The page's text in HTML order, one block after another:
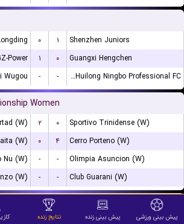
۰ ۱
Shenzhen Juniors
Power
۱ ۰
Guangxi Hengchen
Wugou
- - Shanghai Jiading Huilong Ningbo Professional FC
Women
(W) ۲ ۰
Sportivo Trinidense (W)
(W)
۰ ۴
Cerro Porteno (W)
Nu (W)
- -
Olimpia Asuncion (W)
(W)
- - Club Guarani (W)
Ascenso Apertura gr. A
پیش بینی ورزشی پیش بینی زنده نتایج زنده